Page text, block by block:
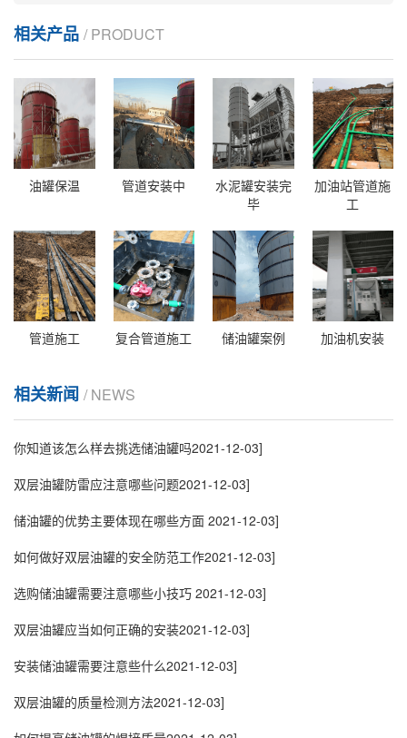
相关产品 / PRODUCT
油罐保温 管道安装中
水泥罐安装完
毕
加油站管道施
工
管道施工 复合管道施工 储油罐案例 加油机安装
相关新闻 / NEWS
你知道该怎么样去挑选储油罐吗2021-12-03]
双层油罐防雷应注意哪些问题2021-12-03]
储油罐的优势主要体现在哪些方面 2021-12-03]
如何做好双层油罐的安全防范工作2021-12-03]
选购储油罐需要注意哪些小技巧 2021-12-03]
双层油罐应当如何正确的安装2021-12-03]
安装储油罐需要注意些什么2021-12-03]
双层油罐的质量检测方法2021-12-03]